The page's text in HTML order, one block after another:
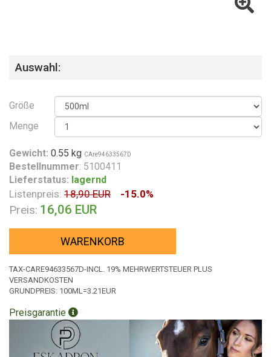
Auswahl:
Größe
Menge
Gewicht: 0.55 kg CAre94633567D
Bestellnummer: 5100411
Lieferstatus: lagernd
Listenpreis: 18,90 EUR -15.0%
Preis: 16,06 EUR
WARENKORB
TAX-CARE94633567D-INCL. 19% MEHRWERTSTEUER PLUS
VERSANDKOSTEN
GRUNDPREIS: 100ML=3.21EUR
Preisgarantie